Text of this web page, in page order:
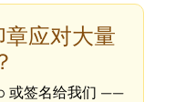
应对大量
或签名给我们 ——